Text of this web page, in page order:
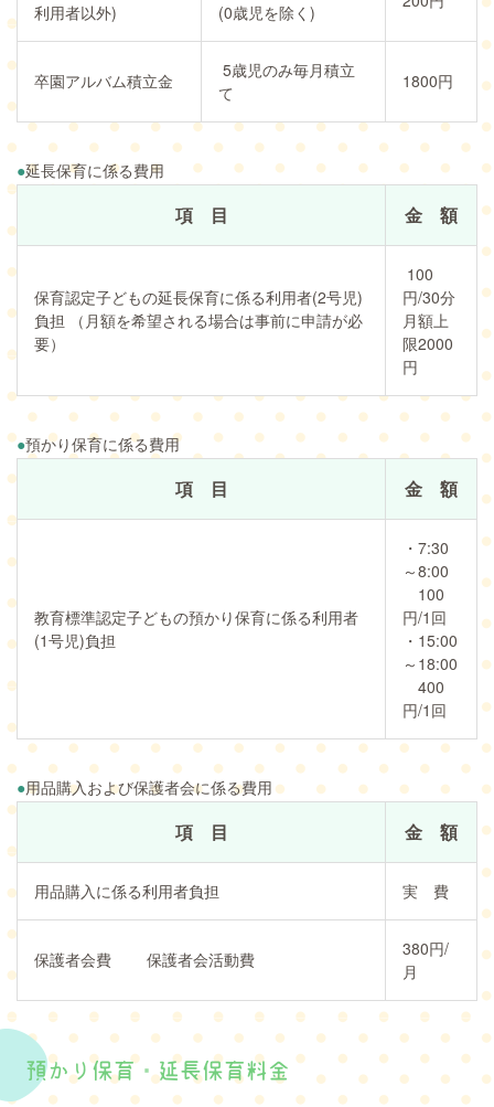
利用者以外) (0歳児を除く)
卒園アルバム積立金
5歳児のみ毎月積立
て
1800円
●延長保育に係る費用
項 目 金 額
保育認定子どもの延長保育に係る利用者(2号児)
負担 （月額を希望される場合は事前に申請が必
要）
100
円/30分
月額上
限2000
円
●預かり保育に係る費用
項 目 金 額
教育標準認定子どもの預かり保育に係る利用者
(1号児)負担
・7:30
～8:00
100
円/1回
・15:00
～18:00
400
円/1回
●用品購入および保護者会に係る費用
項 目 金 額
用品購入に係る利用者負担 実 費
保護者会費 保護者会活動費
380円/
月
預かり保育・延長保育料金